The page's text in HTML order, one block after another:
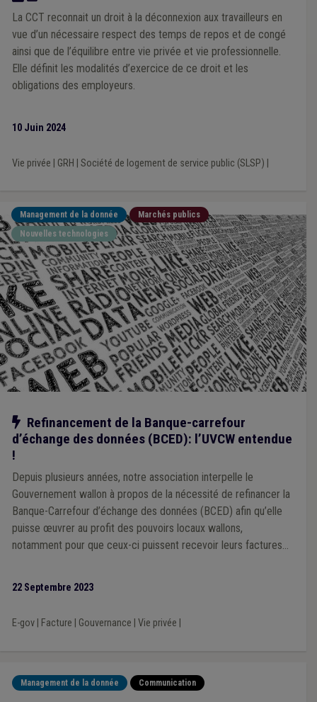
La CCT reconnait un droit à la déconnexion aux travailleurs en
vue d’un nécessaire respect des temps de repos et de congé
ainsi que de l’équilibre entre vie privée et vie professionnelle.
Elle définit les modalités d’exercice de ce droit et les
obligations des employeurs.
10 Juin 2024
Vie privée GRH Société de logement de service public (SLSP)
Management de la donnée
Marchés publics
Nouvelles technologies
Notre action
Refinancement de la Banque-carrefour
d’échange des données (BCED): l’UVCW entendue
!
Depuis plusieurs années, notre association interpelle le
Gouvernement wallon à propos de la nécessité de refinancer la
Banque-Carrefour d’échange des données (BCED) afin qu’elle
puisse œuvrer au profit des pouvoirs locaux wallons,
notamment pour que ceux-ci puissent recevoir leurs factures
bientôt pleinement opérationnelle pour ses membres.
22 Septembre 2023
E-gov| Facture Gouvernance Vie privée
Management de la donnée Communication